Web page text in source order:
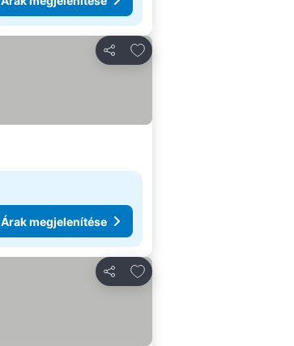
Megosztás
Hozzáadás a kedvencekhez
Árak megjelenítése
Megosztás
Hozzáadás a kedvencekhez